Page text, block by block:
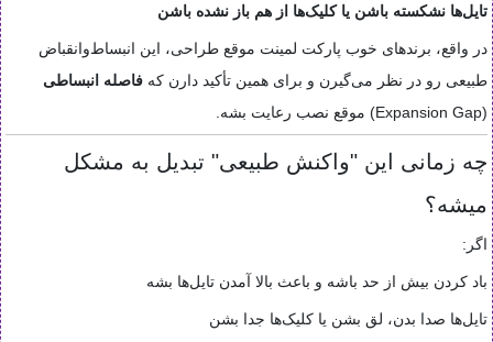
تایل‌ها نشکسته باشن یا کلیک‌ها از هم باز نشده باشن
در واقع، برندهای خوب پارکت لمینت موقع طراحی، این انبساط‌وانقباض
طبیعی رو در نظر می‌گیرن و برای همین تأکید دارن که فاصله انبساطی
(Expansion Gap) موقع نصب رعایت بشه.
چه زمانی این "واکنش طبیعی" تبدیل به مشکل
میشه؟
اگر:
باد کردن بیش از حد باشه و باعث بالا آمدن تایل‌ها بشه
تایل‌ها صدا بدن، لق بشن یا کلیک‌ها جدا بشن